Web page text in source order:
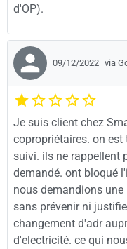
d'OP).
09/12/2022 via
Je suis client chez
copropriétaires. on
suivi. ils ne rappellent
demandé. ont bloqué
nous demandions
sans prévenir ni
changement d'adr
d'electricité. ce qui